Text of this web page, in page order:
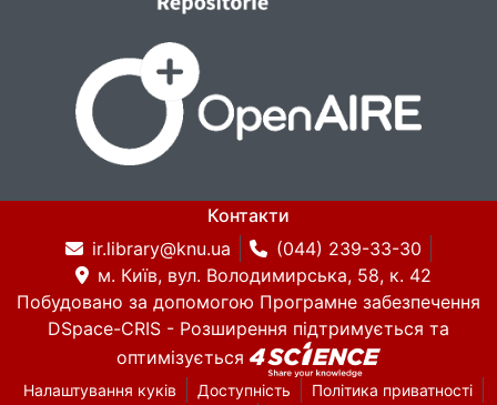
Контакти
ir.library@knu.ua
(044) 239-33-30
м. Київ, вул. Володимирська, 58, к. 42
Побудовано за допомогою Програмне забезпечення
DSpace-CRIS - Розширення підтримується та
оптимізується
Налаштування куків Доступність Політика приватності